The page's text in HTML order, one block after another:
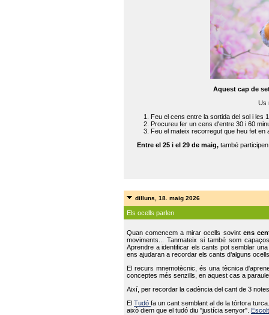
Aquest cap de
Us
Feu el cens entre la sortida del sol i les
Procureu fer un cens d'entre 30 i 60
Feu el mateix recorregut que heu fet en
Entre el 25 i el 29 de maig, també
dilluns, 18. maig 2026
Els ocells parlen
Quan comencem a mirar ocells sovint ens
moviments... Tanmateix si també som
Aprendre a identificar els cants pot semblar
ens ajudaran a recordar els cants d’alguns
El recurs mnemotècnic, és una tècnica
conceptes més senzills, en aquest cas a
Així, per recordar la cadència del cant de 3
ElTudófa un cant semblant al de la tórtora
això diem que el tudó diu "justícia senyor".